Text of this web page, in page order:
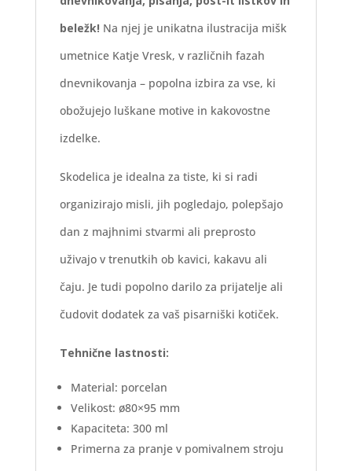
beležk! Na njej je unikatna ilustracija mišk
umetnice Katje Vresk, v različnih fazah
dnevnikovanja – popolna izbira za vse, ki
obožujejo luškane motive in kakovostne
izdelke.
Skodelica je idealna za tiste, ki si radi
organizirajo misli, jih pogledajo, polepšajo
dan z majhnimi stvarmi ali preprosto
uživajo v trenutkih ob kavici, kakavu ali
čaju. Je tudi popolno darilo za prijatelje ali
čudovit dodatek za vaš pisarniški kotiček.
Tehnične lastnosti:
Material: porcelan
Velikost: ø80×95 mm
Kapaciteta: 300 ml
Primerna za pranje v pomivalnem stroju